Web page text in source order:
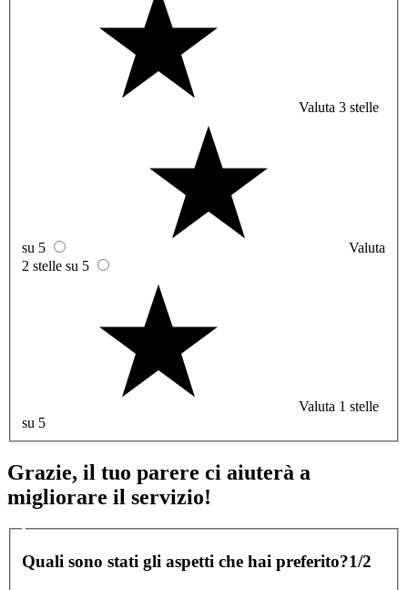
Valuta 3 stelle
su 5
Valuta
2 stelle su 5
Valuta 1 stelle
su 5
Grazie, il tuo parere ci aiuterà a
migliorare il servizio!
Quali sono stati gli aspetti che hai preferito?1/2